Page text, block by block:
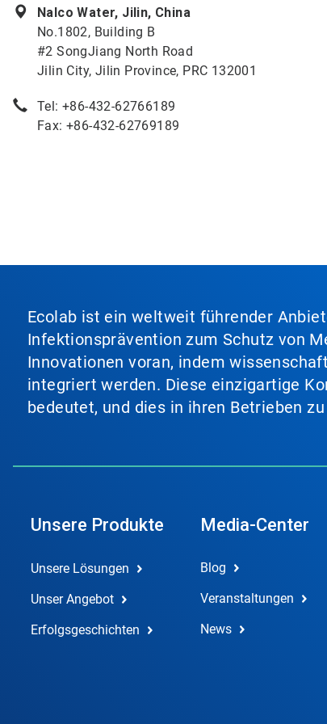
Nalco Water, Jilin, China
No.1802, Building B
#2 SongJiang North Road
Jilin City, Jilin Province, PRC 132001
Tel: +86-432-62766189
Fax: +86-432-62769189
Ecolab ist ein weltweit führender
Infektionsprävention zum Schutz von
Innovationen voran, indem
integriert werden. Diese einzigartige
bedeutet, und dies in ihren Betrieben
Unsere Produkte
Unsere Lösungen
Unser Angebot
Erfolgsgeschichten
Media-Center
Blog
Veranstaltungen
News